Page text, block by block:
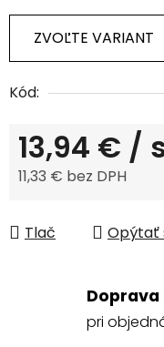
ZVOĽTE VARIANT
Kód:
13,94 € /
11,33 € bez DPH
Tlač
Opýtať
pri